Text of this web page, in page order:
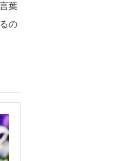
葉
の